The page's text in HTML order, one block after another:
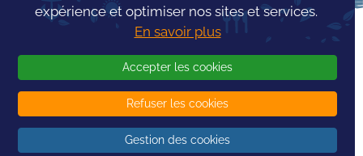
InfoTourism- Tous droits réservés - Réalisé par
expérience et optimiser nos sites et services.
En savoir plus
Accepter les cookies
Refuser les cookies
Gestion des cookies